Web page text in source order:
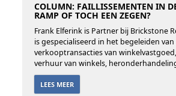
COLUMN: FAILLISSEMENTEN IN
RAMP OF TOCH EEN ZEGEN?
Frank Elferink is Partner bij Brickstone
is gespecialiseerd in het begeleiden van
verkooptransacties van
verhuur van winkels,
LEES MEER